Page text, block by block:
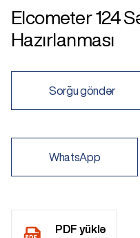
Elcometer 124
Hazırlanması
Sorğu göndər
WhatsApp
PDF yüklə